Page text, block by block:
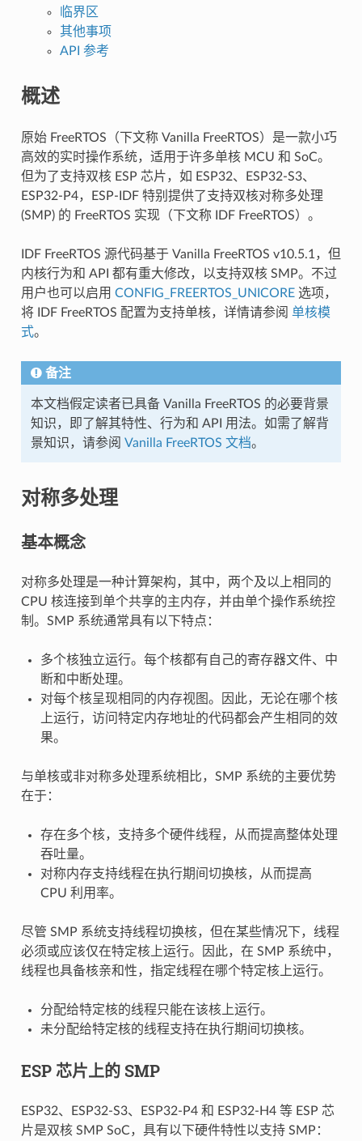
临界区
其他事项
API 参考
概述
原始 FreeRTOS（下文称 Vanilla FreeRTOS）是一款小巧
高效的实时操作系统，适用于许多单核 MCU 和 SoC。
但为了支持双核 ESP 芯片，如 ESP32、ESP32-S3、
ESP32-P4，ESP-IDF 特别提供了支持双核对称多处理
(SMP) 的 FreeRTOS 实现（下文称 IDF FreeRTOS）。
IDF FreeRTOS 源代码基于 Vanilla FreeRTOS v10.5.1，但
内核行为和 API 都有重大修改，以支持双核 SMP。不过
用户也可以启用 CONFIG_FREERTOS_UNICORE选项，
将 IDF FreeRTOS 配置为支持单核，详情请参阅 单核模
式。
备注
本文档假定读者已具备 Vanilla FreeRTOS 的必要背景
知识，即了解其特性、行为和 API 用法。如需了解背
景知识，请参阅 Vanilla FreeRTOS 文档。
对称多处理
基本概念
对称多处理是一种计算架构，其中，两个及以上相同的
CPU 核连接到单个共享的主内存，并由单个操作系统控
制。SMP 系统通常具有以下特点：
多个核独立运行。每个核都有自己的寄存器文件、中
断和中断处理。
对每个核呈现相同的内存视图。因此，无论在哪个核
上运行，访问特定内存地址的代码都会产生相同的效
果。
与单核或非对称多处理系统相比，SMP 系统的主要优势
在于：
存在多个核，支持多个硬件线程，从而提高整体处理
吞吐量。
对称内存支持线程在执行期间切换核，从而提高
CPU 利用率。
尽管 SMP 系统支持线程切换核，但在某些情况下，线程
必须或应该仅在特定核上运行。因此，在 SMP 系统中，
线程也具备核亲和性，指定线程在哪个特定核上运行。
分配给特定核的线程只能在该核上运行。
未分配给特定核的线程支持在执行期间切换核。
ESP 芯片上的 SMP
ESP32、ESP32-S3、ESP32-P4 和 ESP32-H4 等 ESP 芯
片是双核 SMP SoC，具有以下硬件特性以支持 SMP：